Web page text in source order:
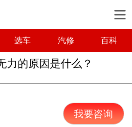
选车 汽修 百科
力的原因是什么？
我要咨询